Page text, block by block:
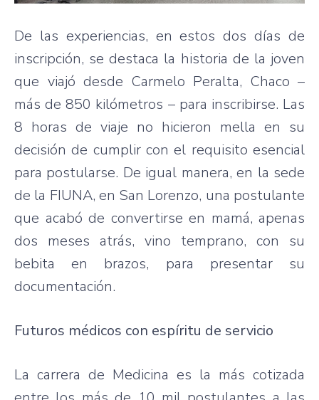
De las experiencias, en estos dos días de
inscripción, se destaca la historia de la joven
que viajó desde Carmelo Peralta, Chaco –
más de 850 kilómetros – para inscribirse. Las
8 horas de viaje no hicieron mella en su
decisión de cumplir con el requisito esencial
para postularse. De igual manera, en la sede
de la FIUNA, en San Lorenzo, una postulante
que acabó de convertirse en mamá, apenas
dos meses atrás, vino temprano, con su
bebita en brazos, para presentar su
documentación.
Futuros médicos con espíritu de servicio
La carrera de Medicina es la más cotizada